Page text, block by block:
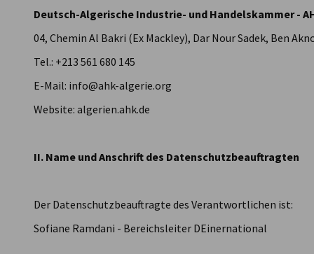
Algeria
Deutsch-Algerische Industrie- und Handelskammer -
04, Chemin Al Bakri (Ex Mackley), Dar Nour Sadek, Ben
Tel.: +213 561 680 145
E-Mail: info@ahk-algerie.org
Website: algerien.ahk.de
II. Name und Anschrift des Datenschutzbeauftragten
Der Datenschutzbeauftragte des Verantwortlichen ist:
Sofiane Ramdani - Bereichsleiter DEinernational